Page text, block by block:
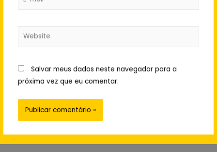
Website
Salvar meus dados neste navegador para a
próxima vez que eu comentar.